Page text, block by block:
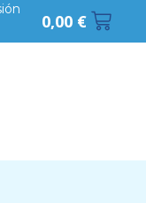
0,00 €